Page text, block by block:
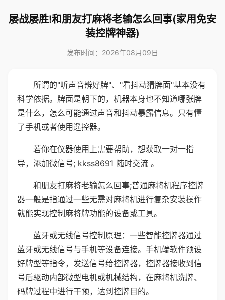
屡战屡胜!和朋友打麻将老输怎么回事(家用免安
装控牌神器)
发布时间：2026年08月09日
所谓的"听声音辨好牌"、"看抖动猜牌面"基本没有
科学依据。牌面是朝下的，机器本身也不知道哪张牌
是什么，怎么可能通过声音和抖动暴露信息。只有懂
了手机或者使用遥控器。
若你在仪器使用上需要帮助，想获取一对一指
导，添加微信号; kkss8691 随时交流 。
和朋友打麻将老输怎么回事;普通麻将机程序控牌
器一般是指通过一些无需对麻将机进行复杂安装操作
就能实现控制麻将牌功能的设备或工具。
蓝牙或无线信号控制原理：一些智能控牌器通过
蓝牙或无线信号与手机等设备连接。手机端软件预设
好牌型等指令，发送信号给控牌器，控牌器接收到信
号后驱动内部微型电机或机械结构，在麻将机洗牌、
码牌过程中进行干预，达到控牌目的。